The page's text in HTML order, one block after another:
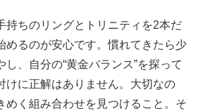
持ちのリングとトリニティを2本だ
めるのが安心です。慣れてきたら少
し、自分の“黄金バランス”を探って
けに正解はありません。大切なの
めく組み合わせを見つけること。そ